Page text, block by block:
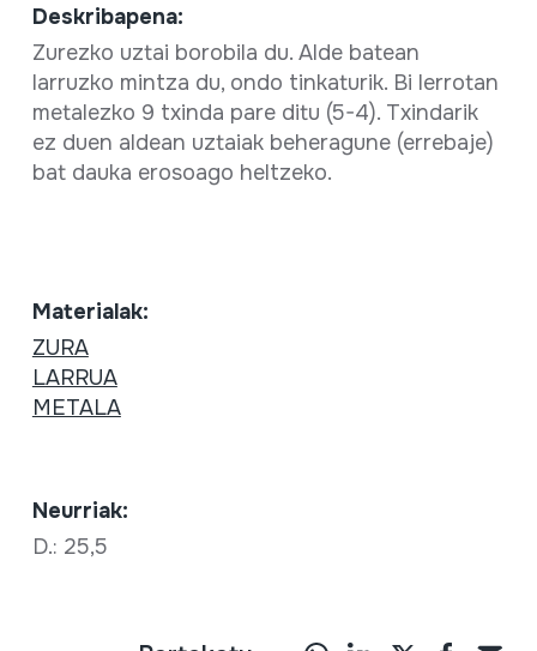
Deskribapena:
Zurezko uztai borobila du. Alde batean
larruzko mintza du, ondo tinkaturik. Bi lerrotan
metalezko 9 txinda pare ditu (5-4). Txindarik
ez duen aldean uztaiak beheragune (errebaje)
bat dauka erosoago heltzeko.
Materialak:
ZURA
LARRUA
METALA
Neurriak:
D.: 25,5